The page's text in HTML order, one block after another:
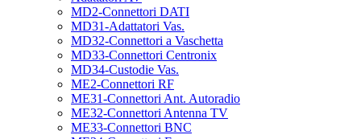
MD2-Connettori DATI
MD31-Adattatori Vas.
MD32-Connettori a Vaschetta
MD33-Connettori Centronix
MD34-Custodie Vas.
ME2-Connettori RF
ME31-Connettori Ant. Autoradio
ME32-Connettori Antenna TV
ME33-Connettori BNC